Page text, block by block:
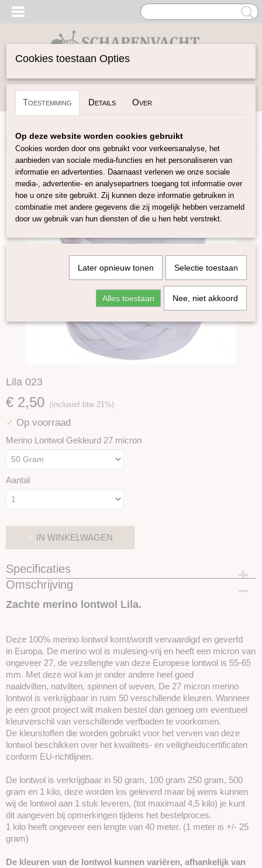
Inloggen Registreren
(0)
Home>Vilten>Lontwol Gekleurd 27/23 mic
Lila 023
€ 2,50 (inclusief btw 21%)
✓ Op voorraad
Merino Lontwol Gekleurd 27 micron
Aantal
IN WINKELWAGEN
Specificaties
Productcode
Omschrijving
Zachte merino lontwol Lila.
Deze 100% merino lontwol komt/wordt vervaardigd en geverfd
in Europa. De merino wol is mulesing-vrij en heeft een micron van
ongeveer 27, de vezellengte van deze Europese lontwol is 55-65
mm. Met deze wol kan je onder andere heel goed
naaldvilten, natvilten, spinnen of weven. De 27 micron merino
lontwol is verkrijgbaar in ruim 50 verschillende kleuren. Wanneer
je een groot project wilt maken bestel dan genoeg om eventueel
kleurverschil van verschillende verfbaden te voorkomen.
De kleurstoffen die worden gebruikt voor het verven van deze
lontwol beschikken over het kwaliteits- en veiligheidscertificaten
conform EU-richtlijnen.
De lontwol is verkrijgbaar in 50 gram, 100 gram 250 gram, 500
gram en 1 kilo, deze worden los geleverd maar bij wens kunnen
wij de lontwol aan 1 stuk leveren, (tot maximaal 4,5 kilo) je kunt
dit aangeven bij opmerkingen tijdens het bestelproces.
1 kilo heeft ongeveer een lengte van 40 meter. (1 meter is +/- 25
gram)
De kleuren van de lontwol kunnen variëren, afhankelijk van
Cookies toestaan Opties
Toestemming Details Over
Op deze website worden cookies gebruikt
Cookies worden door ons gebruikt voor verkeersanalyse, het
aanbieden van sociale media-functies en het personaliseren van
informatie en advertenties. Daarnaast verlenen we onze sociale
media-, advertentie- en analysepartners toegang tot informatie over
hoe u onze site gebruikt. Zij kunnen deze informatie gebruiken in
combinatie met andere gegevens die zij mogelijk hebben verzameld
door uw gebruik van hun diensten of die u hen hebt verstrekt.
Later opnieuw tonen Selectie toestaan
Alles toestaan Nee, niet akkoord